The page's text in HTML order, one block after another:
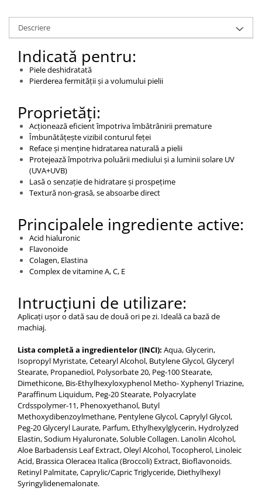
Descriere
Indicată pentru:
Piele deshidratată
Pierderea fermității și a volumului pielii
Proprietăți:
Acționează eficient împotriva îmbătrânirii premature
Îmbunătățește vizibil conturul feței
Reface și menține hidratarea naturală a pielii
Protejează împotriva poluării mediului și a luminii solare UV
(UVA+UVB)
Lasă o senzație de hidratare și prospețime
Textură non-grasă, se absoarbe direct
Principalele ingrediente active:
Acid hialuronic
Flavonoide
Colagen, Elastina
Complex de vitamine A, C, E
Intrucțiuni de utilizare:
Aplicați ușor o dată sau de două ori pe zi. Ideală ca bază de
machiaj.
Lista completă a ingredientelor (INCI): Aqua, Glycerin,
Isopropyl Myristate, Cetearyl Alcohol, Butylene Glycol, Glyceryl
Stearate, Propanediol, Polysorbate 20, Peg-100 Stearate,
Dimethicone, Bis-Ethylhexyloxyphenol Metho- Xyphenyl Triazine,
Paraffinum Liquidum, Peg-20 Stearate, Polyacrylate
Crdsspolymer-11, Phenoxyethanol, Butyl
Methoxydibenzoylmethane, Pentylene Glycol, Caprylyl Glycol,
Peg-20 Glyceryl Laurate, Parfum, Ethylhexylglycerin, Hydrolyzed
Elastin, Sodium Hyaluronate, Soluble Collagen. Lanolin Alcohol,
Aloe Barbadensis Leaf Extract, Oleyl Alcohol, Tocopherol, Linoleic
Acid, Brassica Oleracea Italica (Broccoli) Extract, Bioflavonoids.
Retinyl Palmitate, Caprylic/Capric Triglyceride, Diethylhexyl
Syringylidenemalonate.